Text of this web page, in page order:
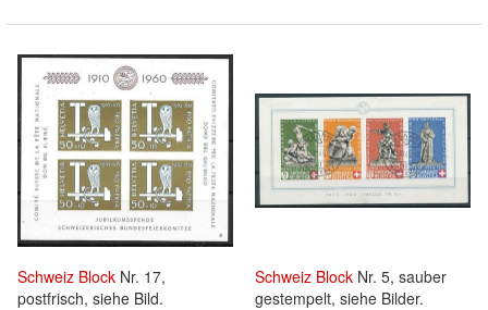
Schweiz Block Nr. 17,
postfrisch, siehe Bild.
Schweiz Block Nr. 5, sauber
gestempelt, siehe Bilder.